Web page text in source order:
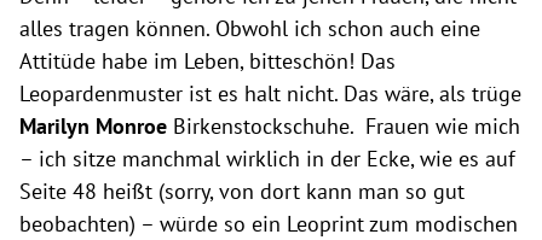
alles tragen können. Obwohl ich schon auch eine
Attitüde habe im Leben, bitteschön! Das
Leopardenmuster ist es halt nicht. Das wäre, als trüge
Marilyn Monroe Birkenstockschuhe. Frauen wie mich
– ich sitze manchmal wirklich in der Ecke, wie es auf
Seite 48 heißt (sorry, von dort kann man so gut
beobachten) – würde so ein Leoprint zum modischen